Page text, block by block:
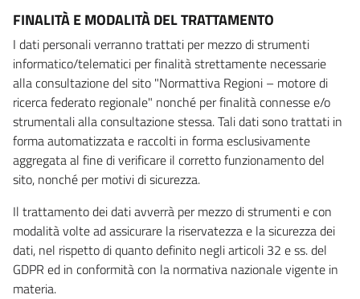
FINALITÀ E MODALITÀ DEL TRATTAMENTO
I dati personali verranno trattati per mezzo di strumenti
informatico/telematici per finalità strettamente necessarie
alla consultazione del sito "Normattiva Regioni – motore di
ricerca federato regionale" nonché per finalità connesse e/o
strumentali alla consultazione stessa. Tali dati sono trattati in
forma automatizzata e raccolti in forma esclusivamente
aggregata al fine di verificare il corretto funzionamento del
sito, nonché per motivi di sicurezza.
Il trattamento dei dati avverrà per mezzo di strumenti e con
modalità volte ad assicurare la riservatezza e la sicurezza dei
dati, nel rispetto di quanto definito negli articoli 32 e ss. del
GDPR ed in conformità con la normativa nazionale vigente in
materia.